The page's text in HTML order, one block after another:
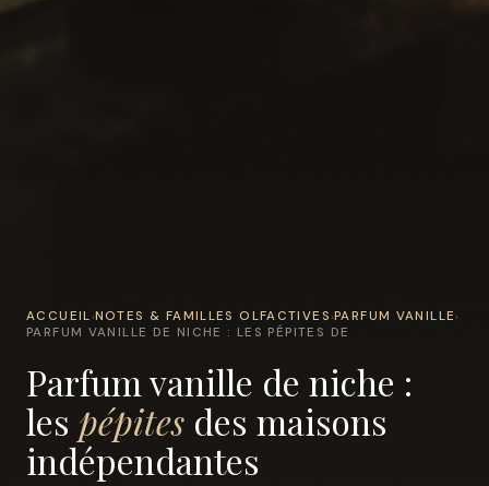
ACCUEIL ›NOTES & FAMILLES OLFACTIVES ›PARFUM VANILLE ›
PARFUM VANILLE DE NICHE : LES PÉPITES DE
Parfum vanille de niche :
les pépites des maisons
indépendantes